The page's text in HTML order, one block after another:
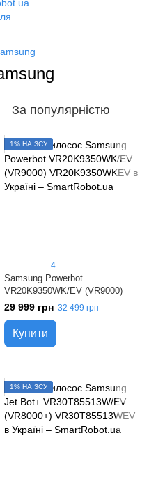
За популярністю
1% НА ЗСУ
4
Samsung Powerbot
VR20K9350WK/EV (VR9000)
29 999 грн 32 499 грн
Купити
1% НА ЗСУ